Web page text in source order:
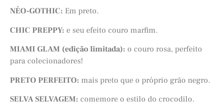
NÉO-GOTHIC: Em preto.
CHIC PREPPY: e seu efeito couro marfim.
MIAMI GLAM (edição limitada): o couro rosa, perfeito
para colecionadores!
PRETO PERFEITO: mais preto que o próprio grão negro.
SELVA SELVAGEM: comemore o estilo do crocodilo.